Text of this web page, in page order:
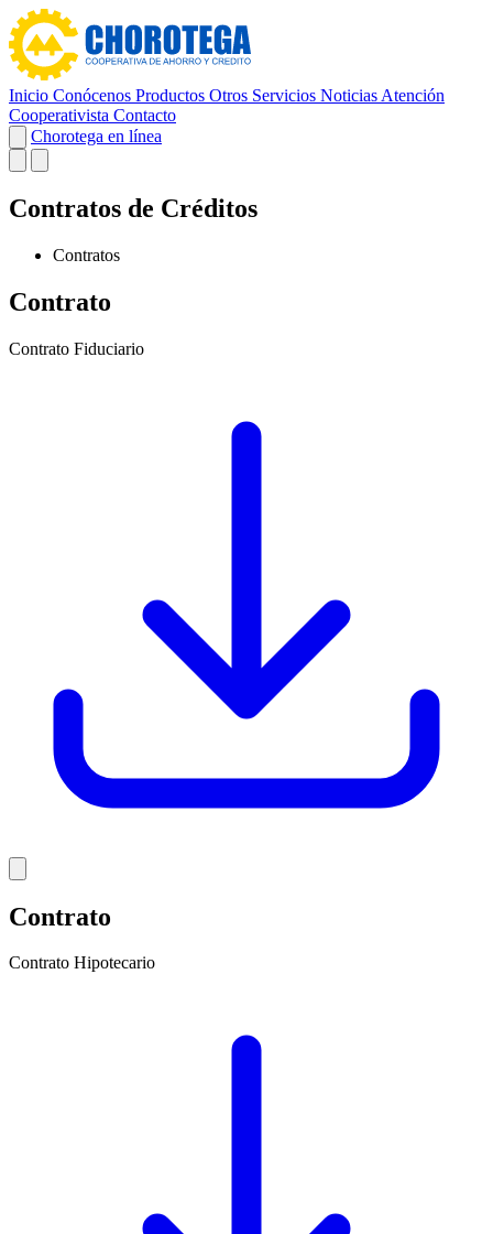
Inicio Conócenos Productos Otros Servicios Noticias Atención
Cooperativista Contacto
Chorotega en línea
Contratos de Créditos
Contratos
Contrato
Contrato Fiduciario
Contrato
Contrato Hipotecario